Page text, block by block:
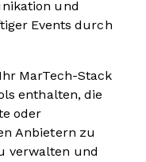
und
Events durch
MarTech-Stack
enthalten, die
oder
Anbietern zu
verwalten und